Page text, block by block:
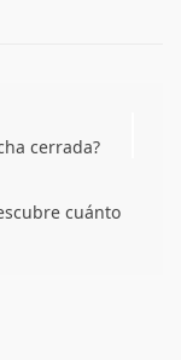
cerrada?
cuánto